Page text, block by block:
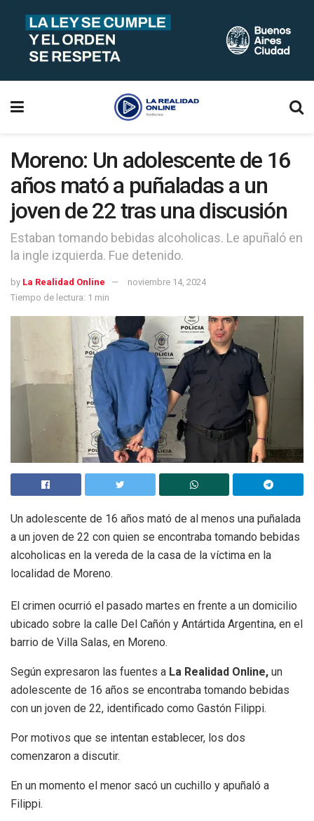
Moreno: Un adolescente de 16
años mató a puñaladas a un
joven de 22 tras una discusión
Estaban tomando bebidas alcoholicas. Le apuñaló en
la ingle izquierda. Fue detenido.
by La Realidad Online
noviembre 14, 2024
Tiempo de lectura: 1 min
Un adolescente de 16 años mató de al menos una puñalada
a un joven de 22 con quien se encontraba tomando bebidas
alcoholicas en la vereda de la casa de la víctima en la
localidad de Moreno.
El crimen ocurrió el pasado martes en frente a un domicilio
ubicado sobre la calle Del Cañón y Antártida Argentina, en el
barrio de Villa Salas, en Moreno.
Según expresaron las fuentes a La Realidad Online, un
adolescente de 16 años se encontraba tomando bebidas
con un joven de 22, identificado como Gastón Filippi.
Por motivos que se intentan establecer, los dos
comenzaron a discutir.
En un momento el menor sacó un cuchillo y apuñaló a
Filippi.